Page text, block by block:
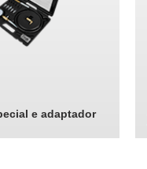
e adaptador